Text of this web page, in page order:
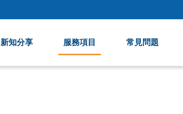
新知分享 服務項目 常見問題